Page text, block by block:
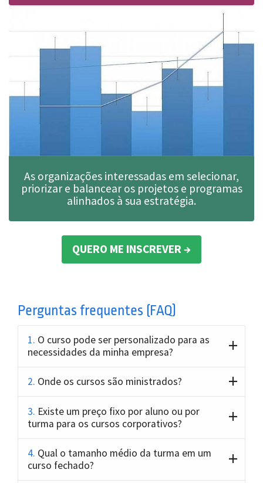
As organizações interessadas em selecionar,
priorizar e balancear os projetos e programas
alinhados à sua estratégia.
QUERO ME INSCREVER
Perguntas frequentes (FAQ)
1. O curso pode ser personalizado para as
necessidades da minha empresa?
2. Onde os cursos são ministrados?
3. Existe um preço fixo por aluno ou por
turma para os cursos corporativos?
4. Qual o tamanho médio da turma em um
curso fechado?